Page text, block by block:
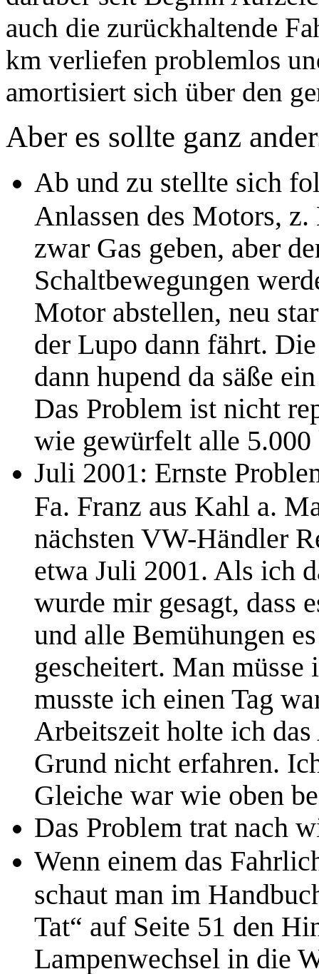
auch die zurückhaltende
km verliefen problemlos
amortisiert sich über den
Aber es sollte ganz
Ab und zu stellte sich
Anlassen des Motors,
zwar Gas geben, aber
Schaltbewegungen
Motor abstellen, neu
der Lupo dann fährt.
dann hupend da säße
Das Problem ist nicht
wie gewürfelt alle
Juli 2001: Ernste
Fa. Franz aus Kahl a.
nächsten VW-Händler
etwa Juli 2001. Als ich
wurde mir gesagt, dass
und alle Bemühungen
gescheitert. Man
musste ich einen Tag
Arbeitszeit holte ich
Grund nicht erfahren.
Gleiche war wie oben
Das Problem trat nach
Wenn einem das
schaut man im
Tat“ auf Seite 51 den
Lampenwechsel in die